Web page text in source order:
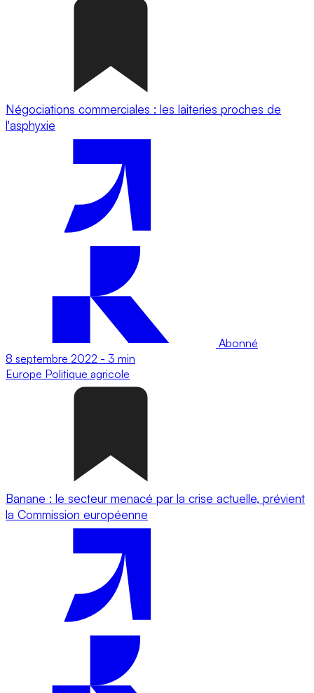
Négociations commerciales : les laiteries proches de
l'asphyxie
Abonné
8 septembre 2022 - 3 min
Europe Politique agricole
Banane : le secteur menacé par la crise actuelle, prévient
la Commission européenne